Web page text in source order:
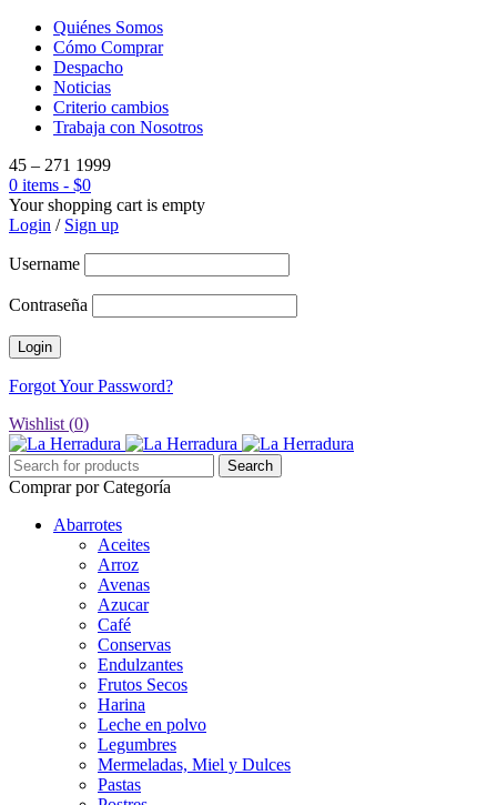
Quiénes Somos
Cómo Comprar
Despacho
Noticias
Criterio cambios
Trabaja con Nosotros
45 – 271 1999
0 items - $0
Your shopping cart is empty
Login / Sign up
Username
Contraseña
Forgot Your Password?
Wishlist (0)
Comprar por Categoría
Abarrotes
Aceites
Arroz
Avenas
Azucar
Café
Conservas
Endulzantes
Frutos Secos
Harina
Leche en polvo
Legumbres
Mermeladas, Miel y Dulces
Pastas